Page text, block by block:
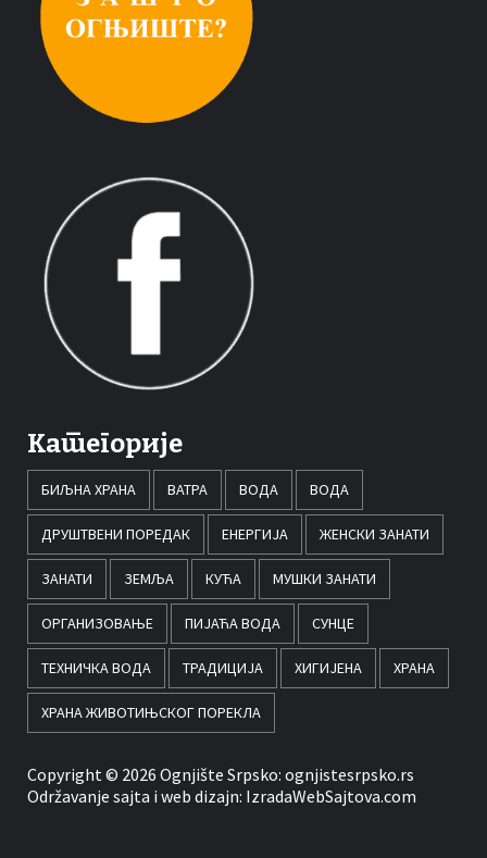
Категорије
БИЉНА ХРАНА ВАТРА ВОДА ВОДА
ДРУШТВЕНИ ПОРЕДАК ЕНЕРГИЈА ЖЕНСКИ ЗАНАТИ
ЗАНАТИ ЗЕМЉА КУЋА МУШКИ ЗАНАТИ
ОРГАНИЗОВАЊЕ ПИЈАЋА ВОДА СУНЦЕ
ТЕХНИЧКА ВОДА ТРАДИЦИЈА ХИГИЈЕНА ХРАНА
ХРАНА ЖИВОТИЊСКОГ ПОРЕКЛА
Copyright © 2026 Ognjište Srpsko: ognjistesrpsko.rs
Održavanje sajta i web dizajn: IzradaWebSajtova.com